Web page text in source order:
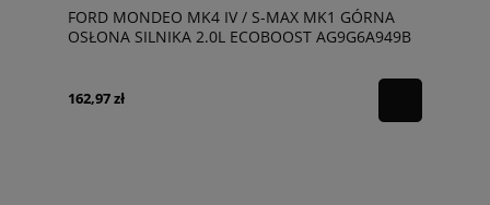
FORD MONDEO MK4 IV / S-MAX MK1 GÓRNA
OSŁONA SILNIKA 2.0L ECOBOOST AG9G6A949B
162,97 zł